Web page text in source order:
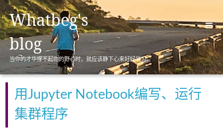
Whatbeg's
blog
当你的才华撑不起你的野心时，就应该静下心来好好学习。
首页(Home)
归档(Archives)
标签(Tags)
用Jupyter Notebook编写、运行
集群程序